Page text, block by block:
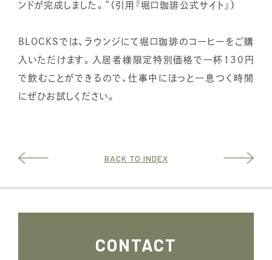
ンドが完成しました。”（引用『堀口珈琲公式サイト』）
BLOCKSでは、ラウンジにて堀口珈琲のコーヒーをご購
入いただけます。入居者様限定特別価格で一杯130円
で飲むことができるので、仕事中にほっと一息つく時間
にぜひお試しください。
BACK TO INDEX
CONTACT